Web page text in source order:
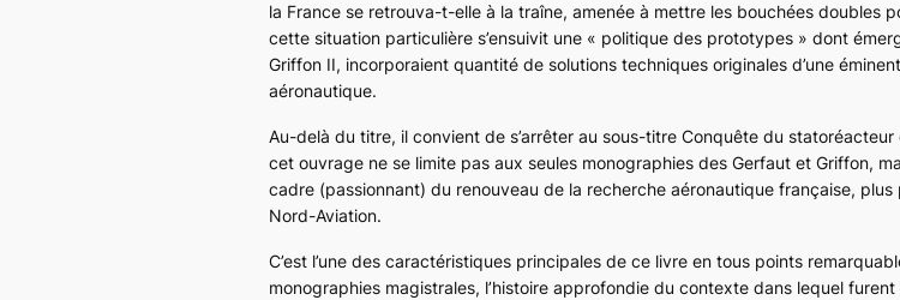
la France se retrouva-t-elle à la traîne, amenée à mettre les bouchées doubles
cette situation particulière s’ensuivit une « politique des prototypes » dont
Griffon II, incorporaient quantité de solutions techniques originales d’une
aéronautique.
Au-delà du titre, il convient de s’arrêter au sous-titre Conquête du statoréacteur
cet ouvrage ne se limite pas aux seules monographies des Gerfaut et Griffon,
cadre (passionnant) du renouveau de la recherche aéronautique française, plus
Nord-Aviation.
C’est l’une des caractéristiques principales de ce livre en tous points
monographies magistrales, l’histoire approfondie du contexte dans lequel